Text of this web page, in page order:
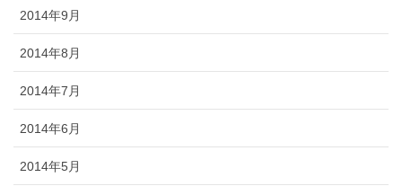
2014年9月
2014年8月
2014年7月
2014年6月
2014年5月